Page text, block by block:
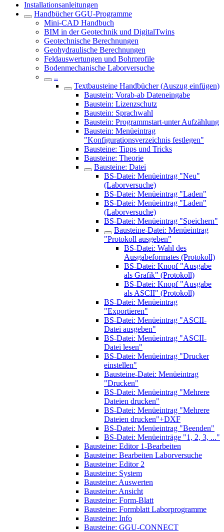
Installationsanleitungen
Handbücher GGU-Programme
Mini-CAD Handbuch
BIM in der Geotechnik und DigitalTwins
Geotechnische Berechnungen
Geohydraulische Berechnungen
Feldauswertungen und Bohrprofile
Bodenmechanische Laborversuche
..
Textbausteine Handbücher (Auszug einfügen)
Baustein: Vorab-ab Dateneingabe
Baustein: Lizenzschutz
Baustein: Sprachwahl
Baustein: Programmstart-unter Aufzählung
Baustein: Menüeintrag
"Konfigurationsverzeichnis festlegen"
Bausteine: Tipps und Tricks
Bausteine: Theorie
Bausteine: Datei
BS-Datei: Menüeintrag "Neu"
(Laborversuche)
BS-Datei: Menüeintrag "Laden"
BS-Datei: Menüeintrag "Laden"
(Laborversuche)
BS-Datei: Menüeintrag "Speichern"
Bausteine-Datei: Menüeintrag
"Protokoll ausgeben"
BS-Datei: Wahl des
Ausgabeformates (Protokoll)
BS-Datei: Knopf "Ausgabe
als Grafik" (Protokoll)
BS-Datei: Knopf "Ausgabe
als ASCII" (Protokoll)
BS-Datei: Menüeintrag
"Exportieren"
BS-Datei: Menüeintrag "ASCII-
Datei ausgeben"
BS-Datei: Menüeintrag "ASCII-
Datei lesen"
BS-Datei: Menüeintrag "Drucker
einstellen"
Bausteine-Datei: Menüeintrag
"Drucken"
BS-Datei: Menüeintrag "Mehrere
Dateien drucken"
BS-Datei: Menüeintrag "Mehrere
Dateien drucken"+DXF
BS-Datei: Menüeintrag "Beenden"
BS-Datei: Menüeinträge "1, 2, 3, ..."
Bausteine: Editor 1-Bearbeiten
Bausteine: Bearbeiten Laborversuche
Bausteine: Editor 2
Bausteine: System
Bausteine: Auswerten
Bausteine: Ansicht
Bausteine: Form-Blatt
Bausteine: Formblatt Laborprogramme
Bausteine: Info
Bausteine: GGU-CONNECT